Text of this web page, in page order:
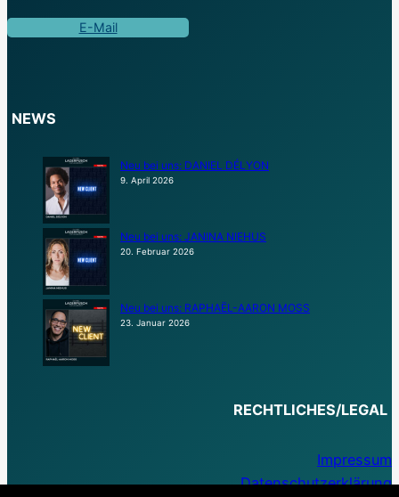
E-Mail
NEWS
Neu bei uns: DANIEL DÉLYON
9. April 2026
Neu bei uns: JANINA NIEHUS
20. Februar 2026
Neu bei uns: RAPHAËL-AARON MOSS
23. Januar 2026
RECHTLICHES/LEGAL
Impressum
Datenschutzerklärung